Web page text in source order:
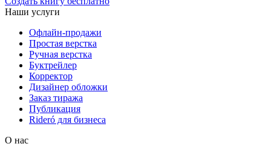
Наши услуги
Офлайн-продажи
Простая верстка
Ручная верстка
Буктрейлер
Корректор
Дизайнер обложки
Заказ тиража
Публикация
Rideró для бизнеса
О нас